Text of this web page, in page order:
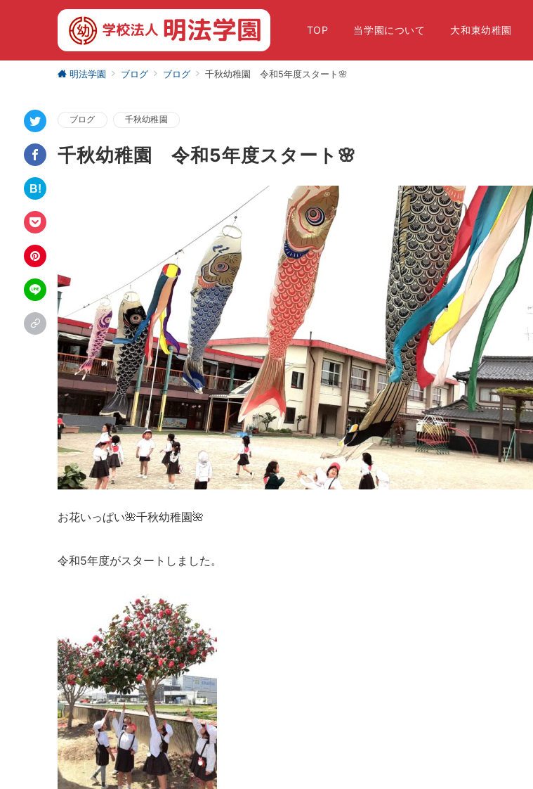
TOP 当学園について 大和東幼稚園
明法学園 ブログ ブログ 千秋幼稚園 令和5年度スタート🌸
ブログ 千秋幼稚園
千秋幼稚園 令和5年度スタート🌸
お花いっぱい🌺千秋幼稚園🌺
令和5年度がスタートしました。